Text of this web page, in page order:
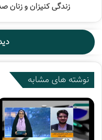
زندگی کنیزان و زنان
نوشته های مشابه